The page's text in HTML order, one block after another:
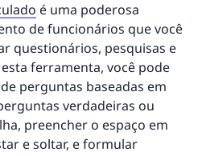
é uma poderosa
de funcionários que você
questionários, pesquisas e
ferramenta, você pode
perguntas baseadas em
verdadeiras ou
preencher o espaço em
e soltar, e formular